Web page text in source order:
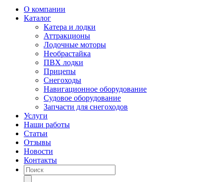
О компании
Каталог
Катера и лодки
Аттракционы
Лодочные моторы
Необрастайка
ПВХ лодки
Прицепы
Снегоходы
Навигационное оборудование
Судовое оборудование
Запчасти для снегоходов
Услуги
Наши работы
Статьи
Отзывы
Новости
Контакты
Поиск
товаров